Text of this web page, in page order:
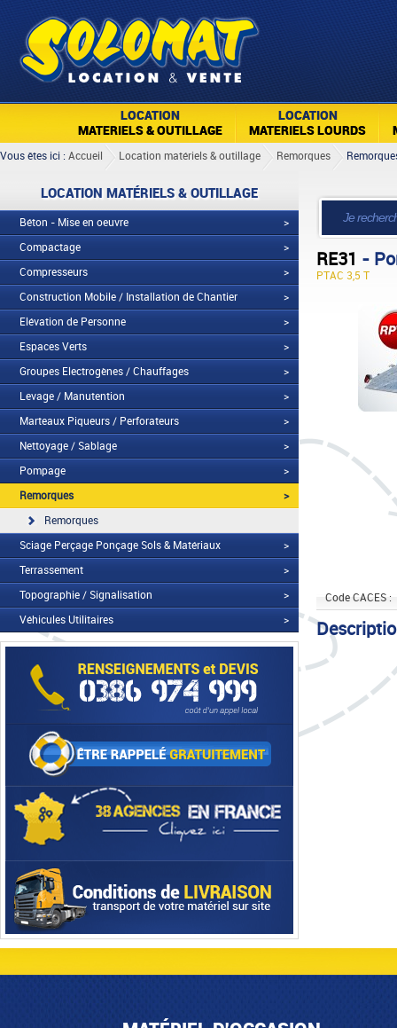
LOCATION
MATERIELS & OUTILLAGE
LOCATION
MATERIELS LOURDS
Vous êtes ici : Accueil Location matériels & outillage Remorques
LOCATION MATÉRIELS & OUTILLAGE
Béton - Mise en oeuvre
>
Compactage
>
Compresseurs
>
Construction Mobile / Installation de Chantier
>
Elévation de Personne
>
Espaces Verts
>
Groupes Electrogènes / Chauffages
>
Levage / Manutention
>
Marteaux Piqueurs / Perforateurs
>
Nettoyage / Sablage
>
Pompage
>
Remorques
>
Remorques
Sciage Perçage Ponçage Sols & Matériaux
>
Terrassement
>
Topographie / Signalisation
>
Véhicules Utilitaires
>
RE31 -
PTAC 3,5 T
Code CACES :